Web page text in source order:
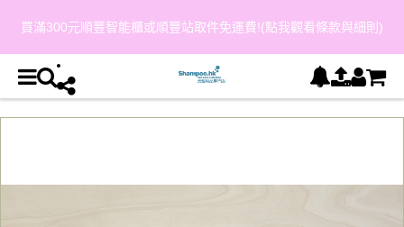
買滿300元順豐智能櫃或順豐站取件免運費!(點我觀看條款與細則)